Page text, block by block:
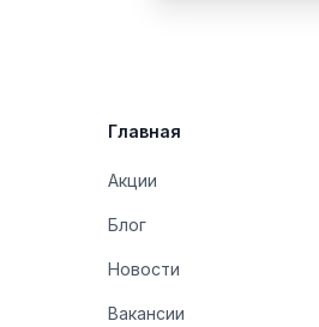
Главная
Акции
Блог
Новости
Вакансии